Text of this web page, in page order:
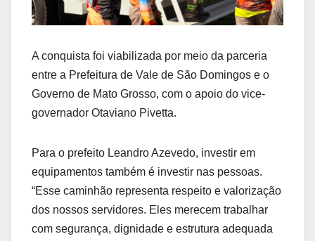
A conquista foi viabilizada por meio da parceria
entre a Prefeitura de Vale de São Domingos e o
Governo de Mato Grosso, com o apoio do vice-
governador Otaviano Pivetta.
Para o prefeito Leandro Azevedo, investir em
equipamentos também é investir nas pessoas.
“Esse caminhão representa respeito e valorização
dos nossos servidores. Eles merecem trabalhar
com segurança, dignidade e estrutura adequada